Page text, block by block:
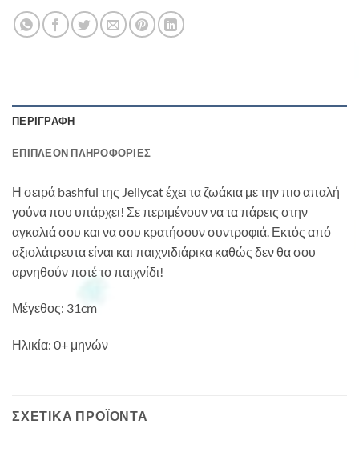
ΠΕΡΙΓΡΑΦΉ
ΕΠΙΠΛΈΟΝ ΠΛΗΡΟΦΟΡΊΕΣ
Η σειρά bashful της Jellycat έχει τα ζωάκια με την πιο απαλή
γούνα που υπάρχει! Σε περιμένουν να τα πάρεις στην
αγκαλιά σου και να σου κρατήσουν συντροφιά. Εκτός από
αξιολάτρευτα είναι και παιχνιδιάρικα καθώς δεν θα σου
αρνηθούν ποτέ το παιχνίδι!
Μέγεθος: 31cm
Ηλικία: 0+ μηνών
ΣΧΕΤΙΚΆ ΠΡΟΪΌΝΤΑ